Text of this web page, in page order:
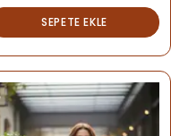
SEPETE EKLE